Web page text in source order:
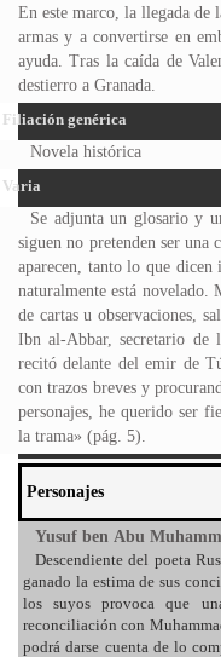
En este marco, la llegada de
armas y a convertirse en
ayuda. Tras la caída de
destierro a Granada.
Filiación genérica
Novela histórica
Varia
Se adjunta un glosario y
siguen no pretenden ser una
aparecen, tanto lo que dicen
naturalmente está novelado.
de cartas u observaciones,
Ibn al-Abbar, secretario de
recitó delante del emir de
con trazos breves y
personajes, he querido ser
la trama» (pág. 5).
Personajes
Yusuf ben Abu
Descendiente del poeta
ganado la estima de sus
los suyos provoca que
reconciliación con
podrá darse cuenta de lo